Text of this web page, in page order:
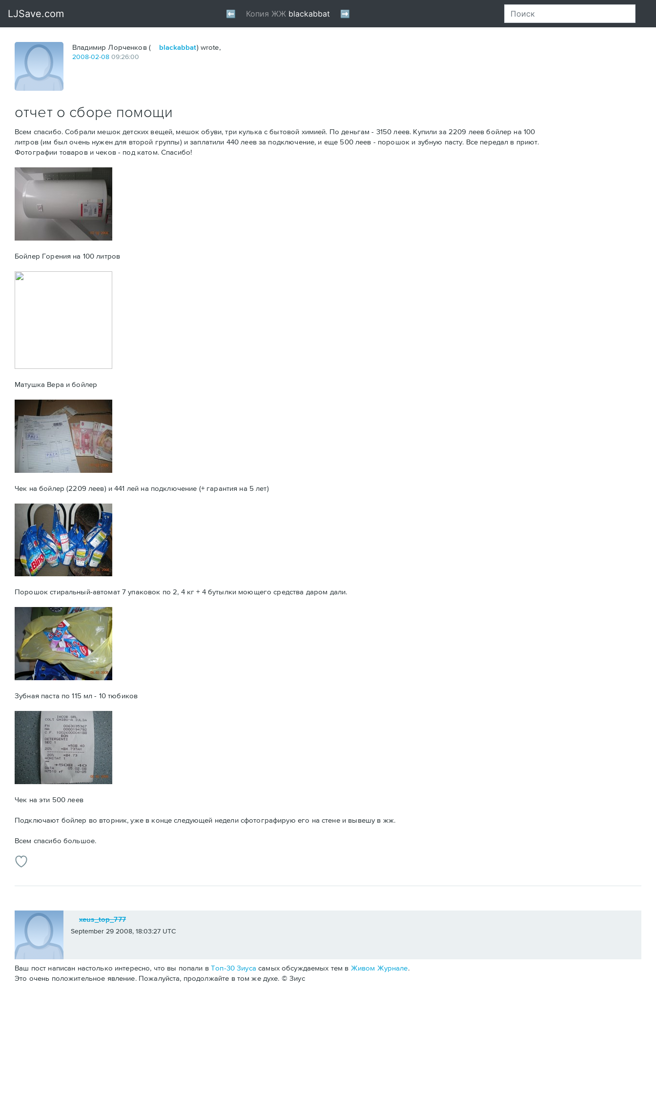
Владимир Лорченков ( blackabbat) wrote,
2008-02-08 09:26:00
отчет о сборе помощи
Всем спасибо. Собрали мешок детских вещей, мешок обуви, три кулька с бытовой химией. По деньгам - 3150 леев. Купили за 2209 леев бойлер на 100
литров (им был очень нужен для второй группы) и заплатили 440 леев за подключение, и еще 500 леев - порошок и зубную пасту. Все передал в приют.
Фотографии товаров и чеков - под катом. Спасибо!
Бойлер Горения на 100 литров
Матушка Вера и бойлер
Чек на бойлер (2209 леев) и 441 лей на подключение (+ гарантия на 5 лет)
Порошок стиральный-автомат 7 упаковок по 2, 4 кг + 4 бутылки моющего средства даром дали.
Зубная паста по 115 мл - 10 тюбиков
Чек на эти 500 леев
Подключают бойлер во вторник, уже в конце следующей недели сфотографирую его на стене и вывешу в жж.
Всем спасибо большое.
xeus_top_777
September 29 2008, 18:03:27 UTC
Ваш пост написан настолько интересно, что вы попали вТоп-30 Зиуса самых обсуждаемых тем в Живом Журнале.
Это очень положительное явление. Пожалуйста, продолжайте в том же духе. © Зиус